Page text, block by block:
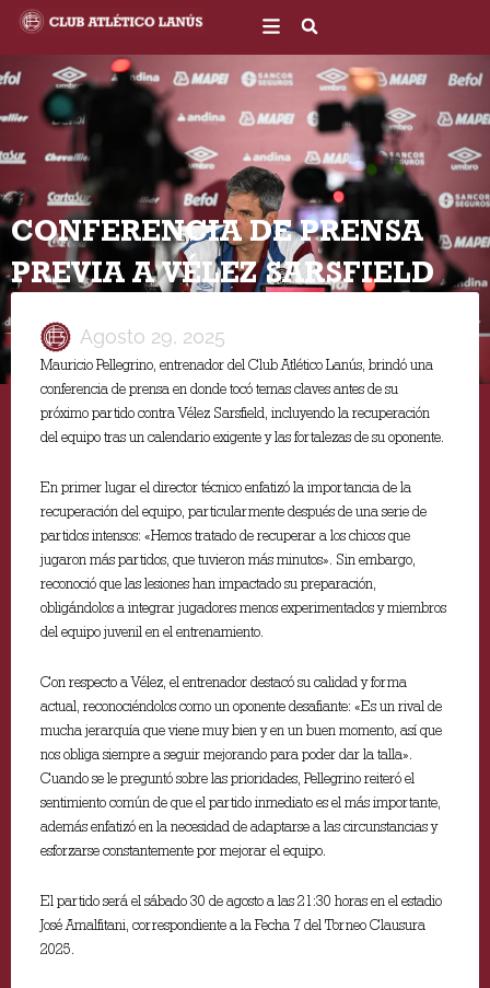
contenido
CONFERENCIA DE PRENSA
PREVIA A VÉLEZ SARSFIELD
Agosto 29, 2025
Mauricio Pellegrino, entrenador del Club Atlético Lanús, brindó una
conferencia de prensa en donde tocó temas claves antes de su
próximo partido contra Vélez Sarsfield, incluyendo la recuperación
del equipo tras un calendario exigente y las fortalezas de su oponente.
En primer lugar el director técnico enfatizó la importancia de la
recuperación del equipo, particularmente después de una serie de
partidos intensos: «Hemos tratado de recuperar a los chicos que
jugaron más partidos, que tuvieron más minutos». Sin embargo,
reconoció que las lesiones han impactado su preparación,
obligándolos a integrar jugadores menos experimentados y miembros
del equipo juvenil en el entrenamiento.
Con respecto a Vélez, el entrenador destacó su calidad y forma
actual, reconociéndolos como un oponente desafiante: «Es un rival de
mucha jerarquía que viene muy bien y en un buen momento, así que
nos obliga siempre a seguir mejorando para poder dar la talla».
Cuando se le preguntó sobre las prioridades, Pellegrino reiteró el
sentimiento común de que el partido inmediato es el más importante,
además enfatizó en la necesidad de adaptarse a las circunstancias y
esforzarse constantemente por mejorar el equipo.
El partido será el sábado 30 de agosto a las 21:30 horas en el estadio
José Amalfitani, correspondiente a la Fecha 7 del Torneo Clausura
2025.